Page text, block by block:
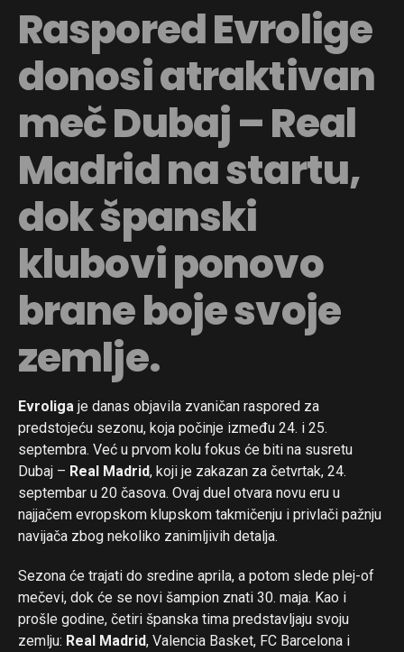
Raspored Evrolige
donosi atraktivan
meč Dubaj – Real
Madrid na startu,
dok španski
klubovi ponovo
brane boje svoje
zemlje.
Evroliga je danas objavila zvaničan raspored za
predstojeću sezonu, koja počinje između 24. i 25.
septembra. Već u prvom kolu fokus će biti na susretu
Dubaj – Real Madrid, koji je zakazan za četvrtak, 24.
septembar u 20 časova. Ovaj duel otvara novu eru u
najjačem evropskom klupskom takmičenju i privlači pažnju
navijača zbog nekoliko zanimljivih detalja.
Sezona će trajati do sredine aprila, a potom slede plej-of
mečevi, dok će se novi šampion znati 30. maja. Kao i
prošle godine, četiri španska tima predstavljaju svoju
zemlju: Real Madrid, Valencia Basket, FC Barcelona i